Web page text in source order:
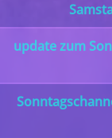
update zum